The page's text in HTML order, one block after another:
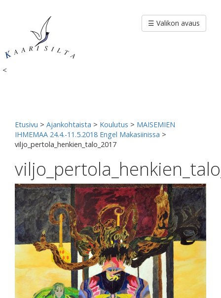
<
☰ Valikon avaus
Etusivu > Ajankohtaista > Koulutus > MAISEMIEN
IHMEMAA 24.4.-11.5.2018 Engel Makasiinissa >
viljo_pertola_henkien_talo_2017